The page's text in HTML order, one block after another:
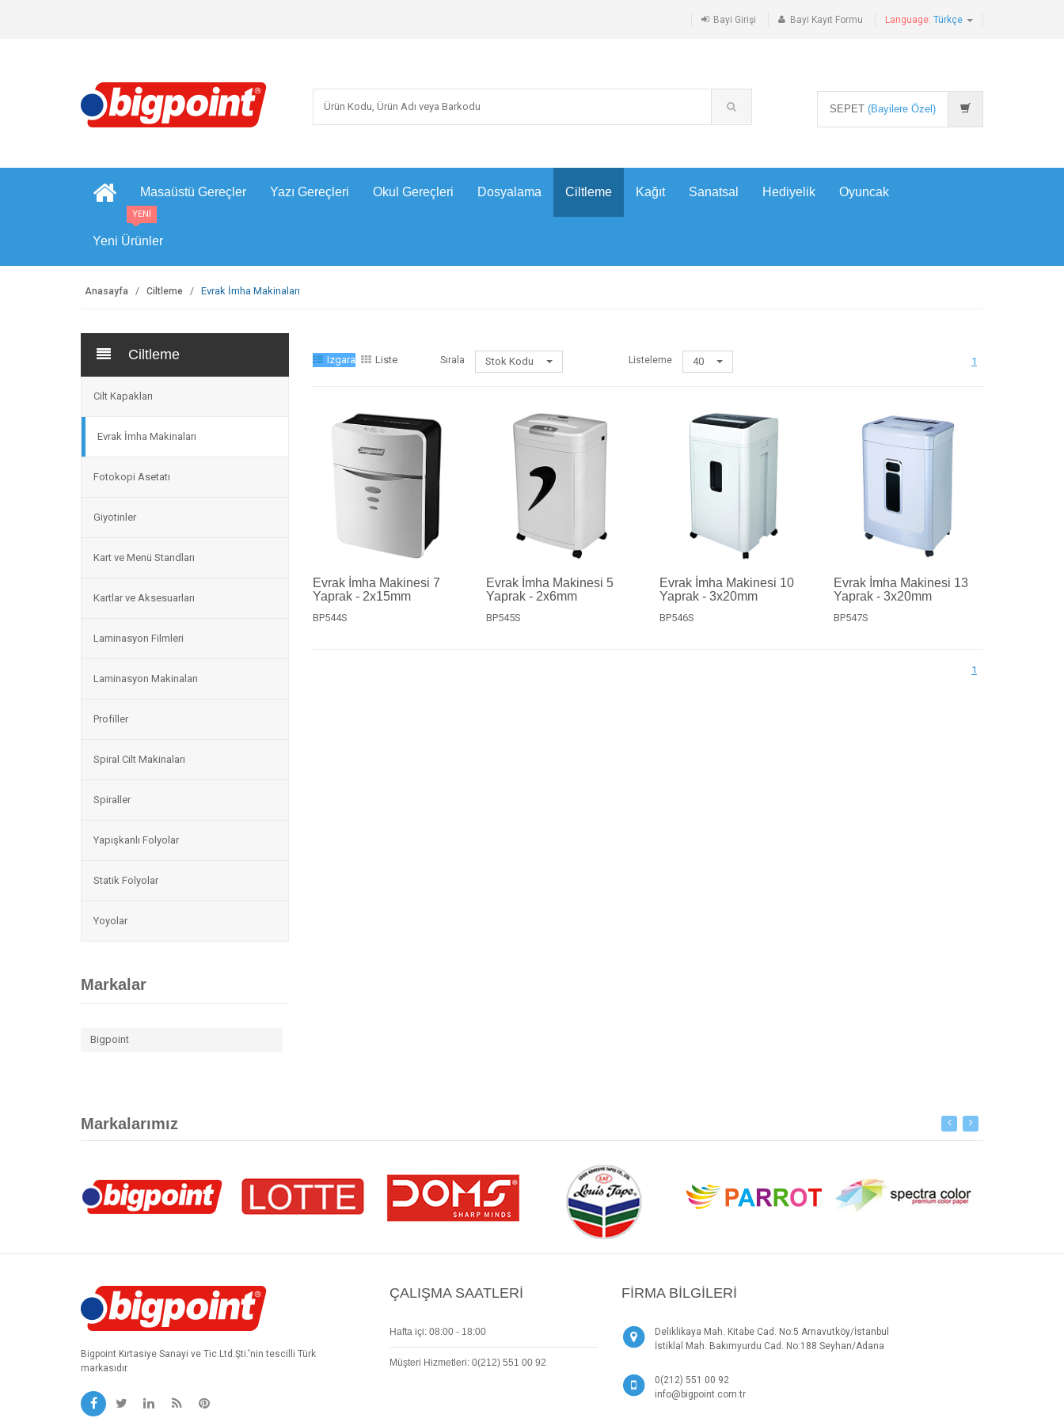
Bayi Girişi Bayi Kayıt Formu Language: Türkçe
SEPET (Bayilere Özel)
Masaüstü Gereçler Yazı Gereçleri Okul Gereçleri Dosyalama Ciltleme Kağıt Sanatsal Hediyelik Oyuncak
Yeni Ürünler
YENİ
Anasayfa Ciltleme Evrak İmha Makinaları
Ciltleme
Cilt Kapakları
Evrak İmha Makinaları
Fotokopi Asetatı
Giyotinler
Kart ve Menü Standları
Kartlar ve Aksesuarları
Laminasyon Filmleri
Laminasyon Makinaları
Profiller
Spiral Cilt Makinaları
Spiraller
Yapışkanlı Folyolar
Statik Folyolar
Yoyolar
Markalar
Bigpoint
Izgara Liste Sırala Stok Kodu Listeleme 40 1
Evrak İmha Makinesi 7
Yaprak - 2x15mm
BP544S
Evrak İmha Makinesi 5
Yaprak - 2x6mm
BP545S
Evrak İmha Makinesi 10
Yaprak - 3x20mm
BP546S
Evrak İmha Makinesi 13
Yaprak - 3x20mm
BP547S
1
Markalarımız
Bigpoint Kırtasiye Sanayi ve Tic.Ltd.Şti.'nin tescilli Türk
markasıdır.
ÇALIŞMA SAATLERI
Hafta içi: 08:00 - 18:00
Müşteri Hizmetleri: 0(212) 551 00 92
FIRMA BILGILERI
Deliklikaya Mah. Kitabe Cad. No:5 Arnavutköy/İstanbul
İstiklal Mah. Bakımyurdu Cad. No:188 Seyhan/Adana
0(212) 551 00 92
info@bigpoint.com.tr